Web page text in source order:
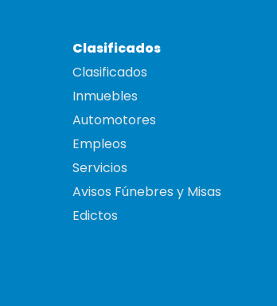
Clasificados
Clasificados
Inmuebles
Automotores
Empleos
Servicios
Avisos Fúnebres y Misas
Edictos